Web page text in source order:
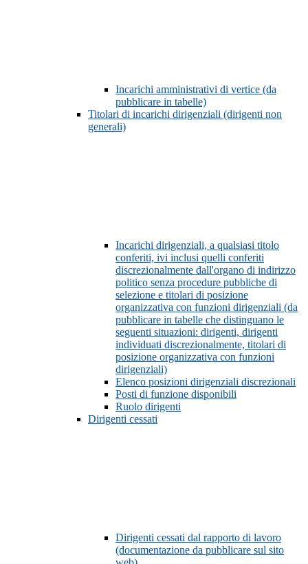
Incarichi amministrativi di vertice (da
pubblicare in tabelle)
Titolari di incarichi dirigenziali (dirigenti non
generali)
Incarichi dirigenziali, a qualsiasi titolo
conferiti, ivi inclusi quelli conferiti
discrezionalmente dall'organo di indirizzo
politico senza procedure pubbliche di
selezione e titolari di posizione
organizzativa con funzioni dirigenziali (da
pubblicare in tabelle che distinguano le
seguenti situazioni: dirigenti, dirigenti
individuati discrezionalmente, titolari di
posizione organizzativa con funzioni
dirigenziali)
Elenco posizioni dirigenziali discrezionali
Posti di funzione disponibili
Ruolo dirigenti
Dirigenti cessati
Dirigenti cessati dal rapporto di lavoro
(documentazione da pubblicare sul sito